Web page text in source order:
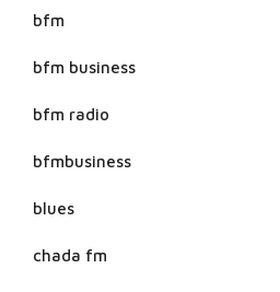
bfm
bfm business
bfm radio
bfmbusiness
blues
chada fm